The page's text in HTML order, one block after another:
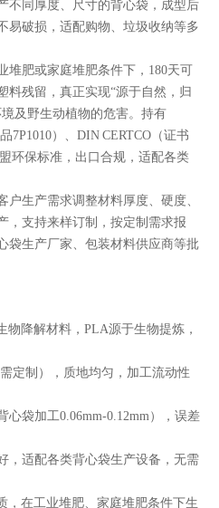
不同厚度、尺寸的背心袋，成型后
易破损，适配购物、垃圾收纳等多
堆肥或家庭堆肥条件下，180天可
料残留，真正实现“源于自然，归
及野生动植物的危害。持有
7P1010）、DIN CERTCO（证书
环保标准，出口合规，适配各类
生产需求调整材料厚度、硬度、
，支持来样订制，按定制需求报
袋生产厂家、包装材料供应商等批
物降解材料，PLA源于生物提炼，
定制），质地均匀，加工流动性
心袋加工0.06mm-0.12mm），误差
，适配各类背心袋生产设备，无需
，在工业堆肥、家庭堆肥条件下生